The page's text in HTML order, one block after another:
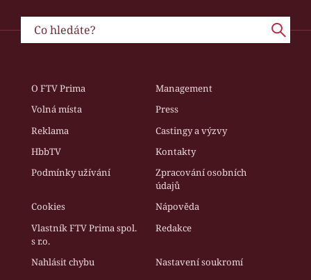
O FTV Prima
Management
Volná místa
Press
Reklama
Castingy a výzvy
HbbTV
Kontakty
Podmínky užívání
Zpracování osobních
údajů
Cookies
Nápověda
Vlastník FTV Prima spol.
s r.o.
Redakce
Nahlásit chybu Nastavení soukromí